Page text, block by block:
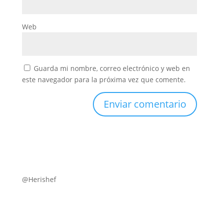
Web
Guarda mi nombre, correo electrónico y web en
este navegador para la próxima vez que comente.
@Herishef